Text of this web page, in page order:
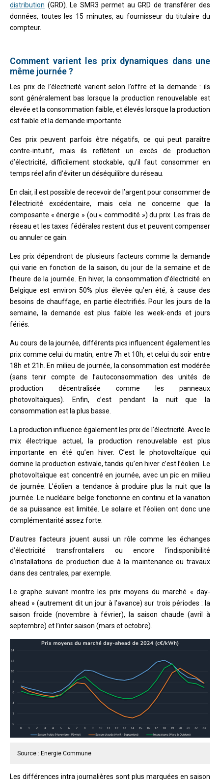
distribution (GRD). Le SMR3 permet au GRD de transférer des
données, toutes les 15 minutes, au fournisseur du titulaire du
compteur.
Comment varient les prix dynamiques dans une
même journée ?
Les prix de l’électricité varient selon l’offre et la demande : ils
sont généralement bas lorsque la production renouvelable est
élevée et la consommation faible, et élevés lorsque la production
est faible et la demande importante.
Ces prix peuvent parfois être négatifs, ce qui peut paraître
contre-intuitif, mais ils reflètent un excès de production
d’électricité, difficilement stockable, qu’il faut consommer en
temps réel afin d’éviter un déséquilibre du réseau.
En clair, il est possible de recevoir de l’argent pour consommer de
l’électricité excédentaire, mais cela ne concerne que la
composante « énergie » (ou « commodité ») du prix. Les frais de
réseau et les taxes fédérales restent dus et peuvent compenser
ou annuler ce gain.
Les prix dépendront de plusieurs facteurs comme la demande
qui varie en fonction de la saison, du jour de la semaine et de
l’heure de la journée. En hiver, la consommation d’électricité en
Belgique est environ 50% plus élevée qu’en été, à cause des
besoins de chauffage, en partie électrifiés. Pour les jours de la
semaine, la demande est plus faible les week-ends et jours
fériés.
Au cours de la journée, différents pics influencent également les
prix comme celui du matin, entre 7h et 10h, et celui du soir entre
18h et 21h. En milieu de journée, la consommation est modérée
(sans tenir compte de l’autoconsommation des unités de
production décentralisée comme les panneaux
photovoltaïques). Enfin, c’est pendant la nuit que la
consommation est la plus basse.
La production influence également les prix de l’électricité. Avec le
mix électrique actuel, la production renouvelable est plus
importante en été qu’en hiver. C’est le photovoltaïque qui
domine la production estivale, tandis qu’en hiver c’est l’éolien. Le
photovoltaïque est concentré en journée, avec un pic en milieu
de journée. L’éolien a tendance à produire plus la nuit que la
journée. Le nucléaire belge fonctionne en continu et la variation
de sa puissance est limitée. Le solaire et l’éolien ont donc une
complémentarité assez forte.
D’autres facteurs jouent aussi un rôle comme les échanges
d’électricité transfrontaliers ou encore l’indisponibilité
d’installations de production due à la maintenance ou travaux
dans des centrales, par exemple.
Le graphe suivant montre les prix moyens du marché « day-
ahead » (autrement dit un jour à l’avance) sur trois périodes : la
saison froide (novembre à février), la saison chaude (avril à
septembre) et l’inter saison (mars et octobre).
Source : Energie Commune
Les différences intra journalières sont plus marquées en saison